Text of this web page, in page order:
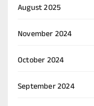
August 2025
November 2024
October 2024
September 2024